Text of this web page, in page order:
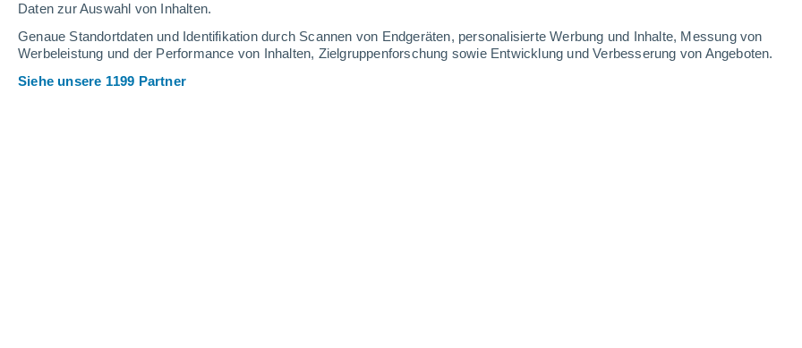
Daten zur Auswahl von Inhalten.
Genaue Standortdaten und Identifikation durch Scannen von Endgeräten, personalisierte Werbung und Inhalte, Messung von
Werbeleistung und der Performance von Inhalten, Zielgruppenforschung sowie Entwicklung und Verbesserung von Angeboten.
Siehe unsere 1199 Partner